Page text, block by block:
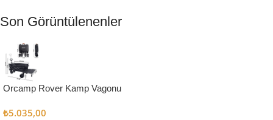
Muftağı
Kampçı
Şefler İçin
Keşfet
Son Görüntülenenler
Orcamp Rover Kamp Vagonu
₺5.035,00